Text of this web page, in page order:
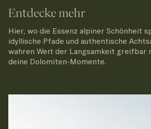
Entdecke mehr
Hier, wo die Essenz alpiner Schönheit
idyllische Pfade und authentische
wahren Wert der Langsamkeit greifbar
deine Dolomiten-Momente.